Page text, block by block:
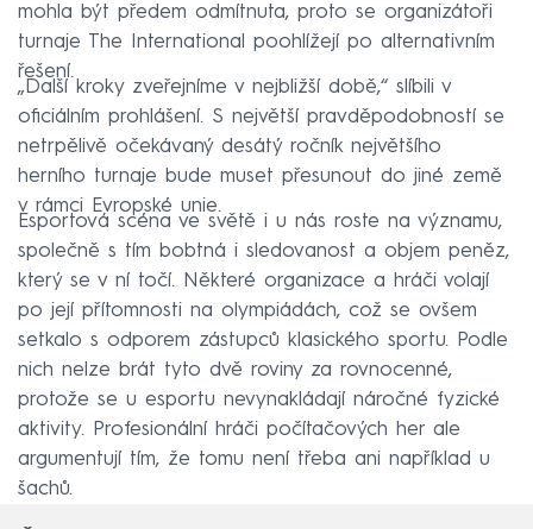
mohla být předem odmítnuta, proto se organizátoři
turnaje The International poohlížejí po alternativním
řešení.
„Další kroky zveřejníme v nejbližší době,“ slíbili v
oficiálním prohlášení. S největší pravděpodobností se
netrpělivě očekávaný desátý ročník největšího
herního turnaje bude muset přesunout do jiné země
v rámci Evropské unie.
Esportová scéna ve světě i u nás roste na významu,
společně s tím bobtná i sledovanost a objem peněz,
který se v ní točí. Některé organizace a hráči volají
po její přítomnosti na olympiádách, což se ovšem
setkalo s odporem zástupců klasického sportu. Podle
nich nelze brát tyto dvě roviny za rovnocenné,
protože se u esportu nevynakládají náročné fyzické
aktivity. Profesionální hráči počítačových her ale
argumentují tím, že tomu není třeba ani například u
šachů.